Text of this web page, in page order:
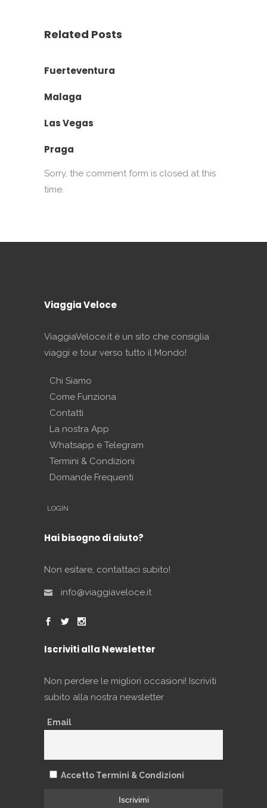
Related Posts
Fuerteventura
Malaga
Las Vegas
Praga
Sorry, the comment form is closed at this
time.
Viaggia Veloce
ViaggiaVeloce.it è un sito che consiglia
viaggi e tour verso tutto il Mondo!
Chi Siamo
Come Funziona
Contatti
La nostra App
Whatsapp e Telegram
Termini & Condizioni
Domande Frequenti
LOGIN
Hai bisogno di aiuto?
Non esitare, contattaci subito!
info@viaggiaveloce.it
Iscriviti alla Newsletter
Non perdere le migliori occasioni! Iscriviti
subito alla nostra newsletter
Email
Accetto Termini & Condizioni